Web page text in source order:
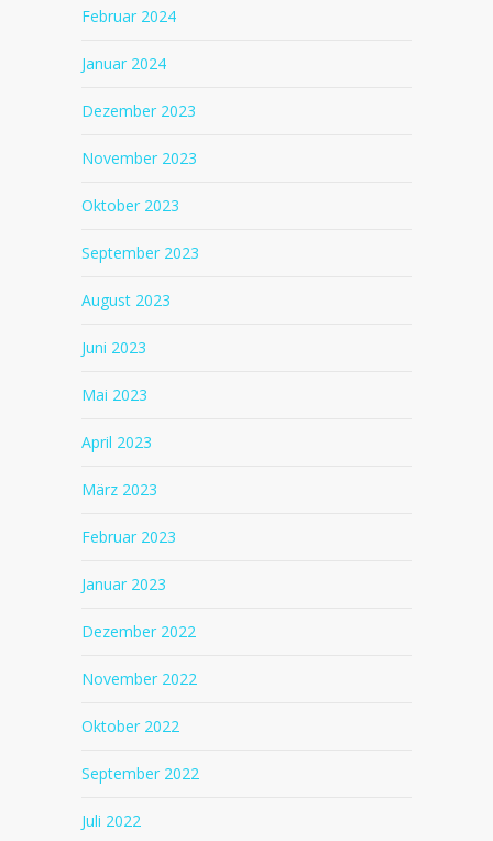
Februar 2024
Januar 2024
Dezember 2023
November 2023
Oktober 2023
September 2023
August 2023
Juni 2023
Mai 2023
April 2023
März 2023
Februar 2023
Januar 2023
Dezember 2022
November 2022
Oktober 2022
September 2022
Juli 2022